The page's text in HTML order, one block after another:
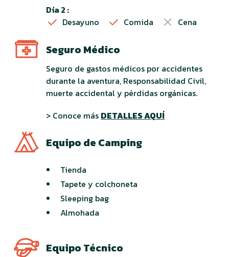
Día 2 :
Desayuno
Comida Cena
Seguro Médico
Seguro de gastos médicos por accidentes
durante la aventura, Responsabilidad Civil,
muerte accidental y pérdidas orgánicas.
> Conoce más DETALLES AQUÍ
Equipo de Camping
Tienda
Tapete y colchoneta
Sleeping bag
Almohada
Equipo Técnico